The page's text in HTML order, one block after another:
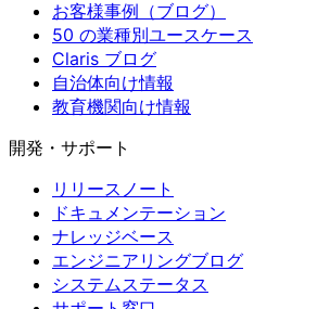
お客様事例（ブログ）
50 の業種別ユースケース
Claris ブログ
自治体向け情報
教育機関向け情報
開発・サポート
リリースノート
ドキュメンテーション
ナレッジベース
エンジニアリングブログ
システムステータス